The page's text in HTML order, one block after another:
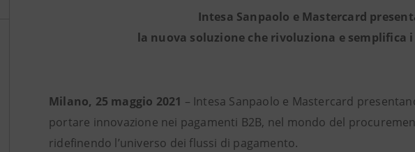
Intesa Sanpaolo e Mastercard
la nuova soluzione che rivoluziona e semplifica
Milano, 25 maggio 2021 – Intesa Sanpaolo e Mastercard
portare innovazione nei pagamenti B2B, nel mondo del
ridefinendo l’universo dei flussi di pagamento.